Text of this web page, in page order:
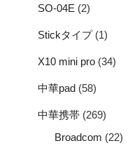
SO-04E (2)
Stickタイプ(1)
X10 mini pro (34)
中華pad (58)
中華携帯 (269)
Broadcom (22)